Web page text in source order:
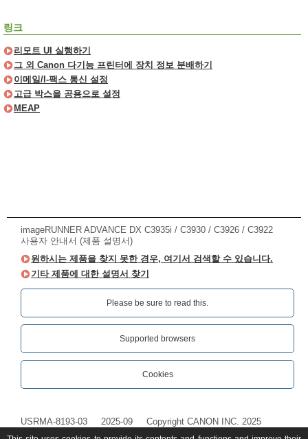
링크
리모트 UI 실행하기
그 외 Canon 다기능 프린터에 장치 정보 분배하기
이메일/I-팩스 통신 설정
고급 박스을 공용으로 설정
MEAP
imageRUNNER ADVANCE DX C3935i / C3930 / C3926 / C3922
사용자 안내서 (제품 설명서)
원하시는 제품을 찾지 못한 경우, 여기서 검색할 수 있습니다.
기타 제품에 대한 설명서 찾기
Please be sure to read this.‎
Supported browsers
Cookies
USRMA-8193-03 2025-09 Copyright CANON INC. 2025